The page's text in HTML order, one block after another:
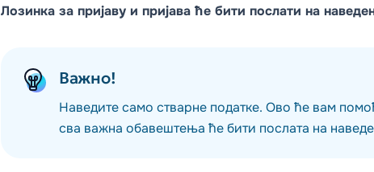
Лозинка за пријаву и пријава ће бити послати на
Важно!
Наведите само стварне податке. Ово ће вам
сва важна обавештења ће бити послата на